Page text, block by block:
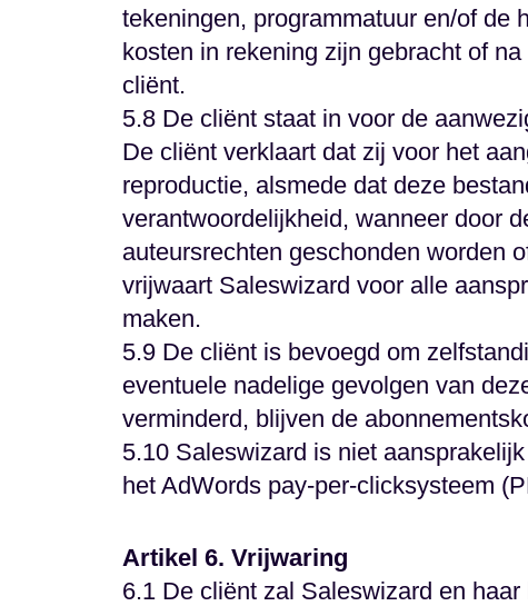
tekeningen, programmatuur en/of de
kosten in rekening zijn gebracht of
cliënt.
5.8 De cliënt staat in voor de
De cliënt verklaart dat zij voor het
reproductie, alsmede dat deze
verantwoordelijkheid, wanneer door
auteursrechten geschonden worden
vrijwaart Saleswizard voor alle
maken.
5.9 De cliënt is bevoegd om
eventuele nadelige gevolgen van
verminderd, blijven de
5.10 Saleswizard is niet
het AdWords pay-per-clicksysteem
Artikel 6. Vrijwaring
6.1 De cliënt zal Saleswizard en